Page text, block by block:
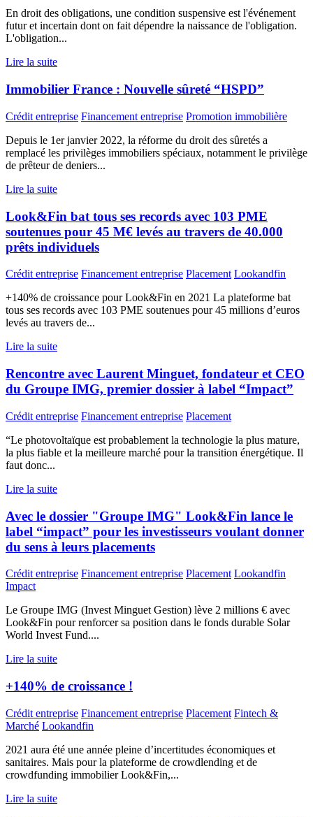
En droit des obligations, une condition suspensive est l'événement
futur et incertain dont on fait dépendre la naissance de l'obligation.
L'obligation...
Lire la suite
Immobilier France : Nouvelle sûreté “HSPD”
Crédit entreprise Financement entreprise Promotion immobilière
Depuis le 1er janvier 2022, la réforme du droit des sûretés a
remplacé les privilèges immobiliers spéciaux, notamment le privilège
de prêteur de deniers...
Lire la suite
Look&Fin bat tous ses records avec 103 PME
soutenues pour 45 M€ levés au travers de 40.000
prêts individuels
Crédit entreprise Financement entreprise Placement Lookandfin
+140% de croissance pour Look&Fin en 2021 La plateforme bat
tous ses records avec 103 PME soutenues pour 45 millions d’euros
levés au travers de...
Lire la suite
Rencontre avec Laurent Minguet, fondateur et CEO
du Groupe IMG, premier dossier à label “Impact”
Crédit entreprise Financement entreprise Placement
“Le photovoltaïque est probablement la technologie la plus mature,
la plus fiable et la meilleure marché pour la transition énergétique. Il
faut donc...
Lire la suite
Avec le dossier "Groupe IMG" Look&Fin lance le
label “impact” pour les investisseurs voulant donner
du sens à leurs placements
Crédit entreprise Financement entreprise Placement Lookandfin
Impact
Le Groupe IMG (Invest Minguet Gestion) lève 2 millions € avec
Look&Fin pour renforcer sa position dans le fonds durable Solar
World Invest Fund....
Lire la suite
+140% de croissance !
Crédit entreprise Financement entreprise Placement Fintech &
Marché Lookandfin
2021 aura été une année pleine d’incertitudes économiques et
sanitaires. Mais pour la plateforme de crowdlending et de
crowdfunding immobilier Look&Fin,...
Lire la suite